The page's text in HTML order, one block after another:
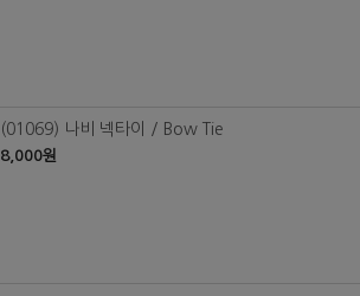
(01069) 나비 넥타이 / Bow Tie
8,000원